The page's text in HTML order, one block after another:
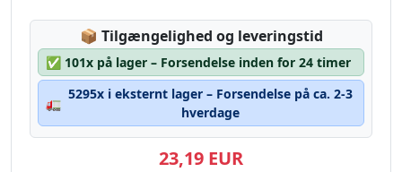
📦 Lagerstatus:
Tilgængelighed og leveringstid
✅ 101x på lager – Forsendelse inden for 24 timer
🚛
5295x i eksternt lager – Forsendelse på ca. 2-3
hverdage
23,19 EUR